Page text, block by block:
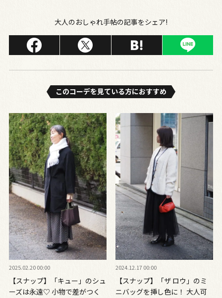
大人のおしゃれ手帖の記事をシェア!
このコーデを⾒ている⽅におすすめ
2025.02.20 00:00
【スナップ】「キュー」のシュ
ーズは永遠♡ 小物で差がつく
2024.12.17 00:00
【スナップ】「ザ ロウ」のミ
ニバッグを挿し色に！ 大人可